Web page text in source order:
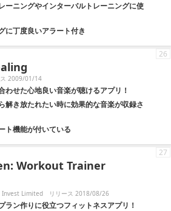
ーニングやインターバルトレーニングに使
に丁度良いアラート付き
ス 2009/01/14
わせた心地良い音楽が聴けるアプリ！
解き放たれたい時に効果的な音楽が収録さ
ト機能が付いている
26
Workout Trainer
Invest Limited リリース 2018/08/26
ラン作りに役立つフィットネスアプリ！
27